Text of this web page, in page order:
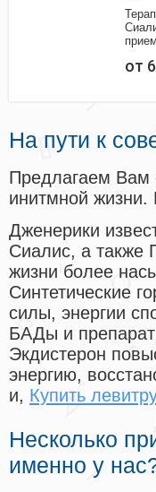
от
На пути к
Предлагаем Вам
инитмной
Дженерики
Сиалис, а также
жизни более
Синтетические
силы, энергии
БАДы и
Экдистерон
энергию,
и, Купить
Несколько
именно у